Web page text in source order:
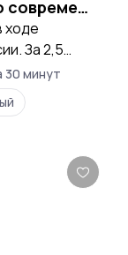
Обзорная авто-экскурсия по современному городу
ходе
За 2,5
на
30 минут